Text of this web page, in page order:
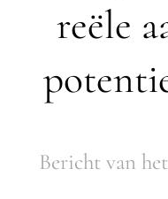
reële
Bericht van